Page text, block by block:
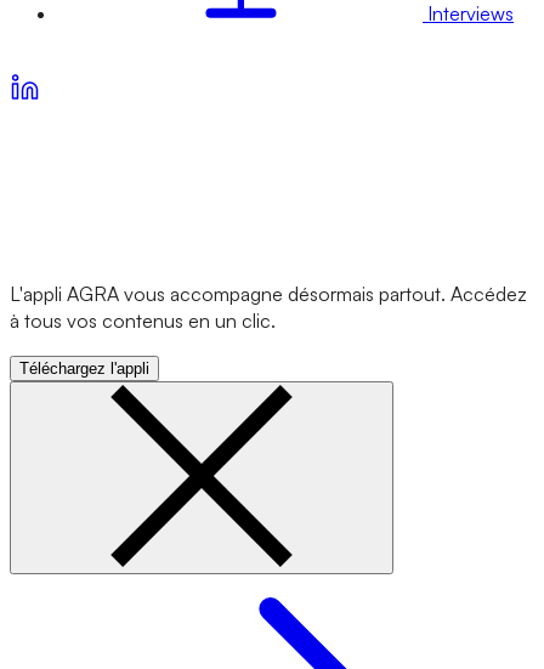
Interviews
L'appli AGRA vous accompagne désormais partout. Accédez
à tous vos contenus en un clic.
Téléchargez l'appli